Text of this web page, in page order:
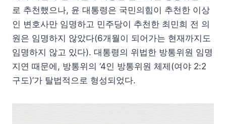
로 추천했으나, 윤 대통령은 국민의힘이 추천한 이상
인 변호사만 임명하고 민주당이 추천한 최민희 전 의
원은 임명하지 않았다(6개월이 되어가는 현재까지도
임명하지 않고 있다). 대통령의 위법한 방통위원 임명
지연 때문에, 방통위의 ‘4인 방통위원 체제(여야 2:2
구도)’가 탈법적으로 형성되었다.